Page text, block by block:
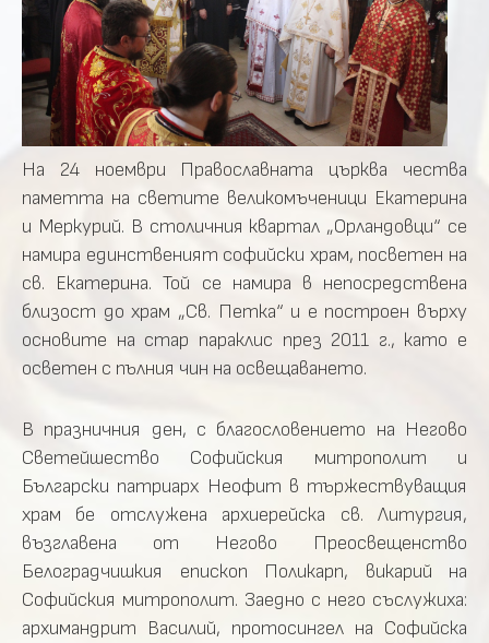
На 24 ноември Православната църква чества
паметта на светите великомъченици Екатерина
и Меркурий. В столичния квартал „Орландовци“ се
намира единственият софийски храм, посветен на
св. Екатерина. Той се намира в непосредствена
близост до храм „Св. Петка“ и е построен върху
основите на стар параклис през 2011 г., като е
осветен с пълния чин на освещаването.
В празничния ден, с благословението на Негово
Светейшество Софийския митрополит и
Български патриарх Неофит в тържествуващия
храм бе отслужена архиерейска св. Литургия,
възглавена от Негово Преосвещенство
Белоградчишкия епископ Поликарп, викарий на
Софийския митрополит. Заедно с него съслужиха:
архимандрит Василий, протосингел на Софийска